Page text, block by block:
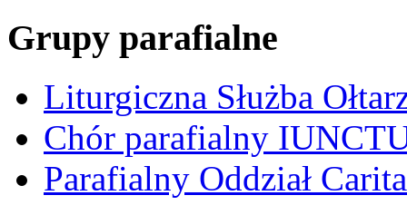
Grupy parafialne
Liturgiczna Służba
Chór parafialny
Parafialny Oddział